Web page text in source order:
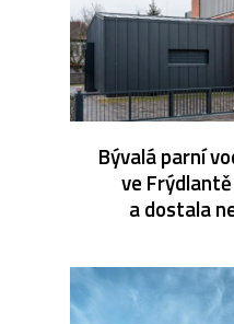
Bývalá parní
ve
a dostala